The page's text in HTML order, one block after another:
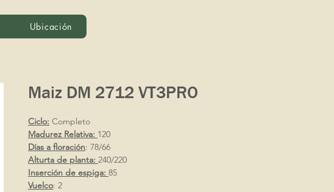
Ubicación
Maiz DM 2712 VT3PRO
Ciclo: Completo
Madurez Relativa: 120
Días a floración: 78/66
Alturta de planta: 240/220
Inserción de espiga: 85
Vuelco: 2